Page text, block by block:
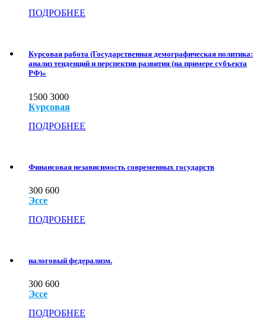
ПОДРОБНЕЕ
Курсовая работа (Государственная демографическая политика:
анализ тенденций и перспектив развития (на примере субъекта
РФ)»
1500 3000
Курсовая
ПОДРОБНЕЕ
Финансовая независимость современных государств
300 600
Эссе
ПОДРОБНЕЕ
налоговый федерализм.
300 600
Эссе
ПОДРОБНЕЕ